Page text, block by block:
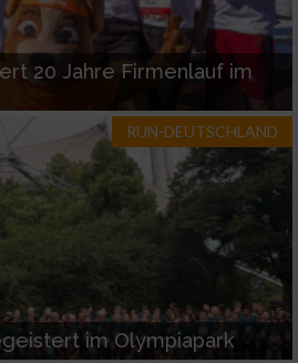
20 Jahre Firmenlauf im
RUN-DEUTSCHLAND
im Olympiapark